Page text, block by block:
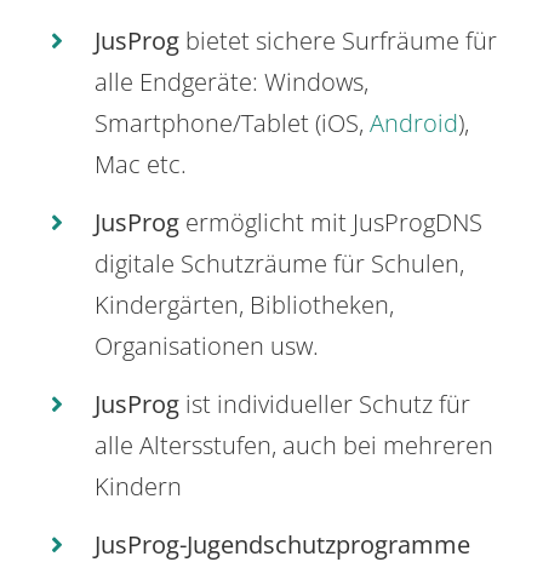
JusProg bietet sichere Surfräume für
alle Endgeräte: Windows,
Smartphone/Tablet (iOS, Android),
Mac etc.
JusProg ermöglicht mit JusProgDNS
digitale Schutzräume für Schulen,
Kindergärten, Bibliotheken,
Organisationen usw.
JusProg ist individueller Schutz für
alle Altersstufen, auch bei mehreren
Kindern
JusProg-Jugendschutzprogramme